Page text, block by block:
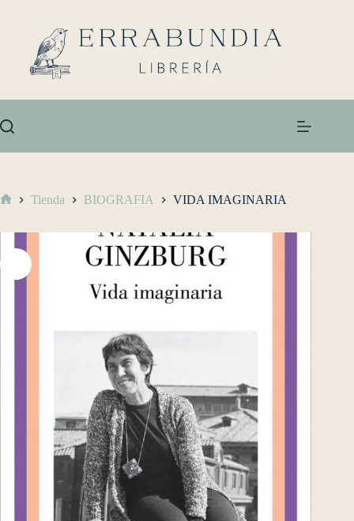
Tienda BIOGRAFIA VIDA IMAGINARIA